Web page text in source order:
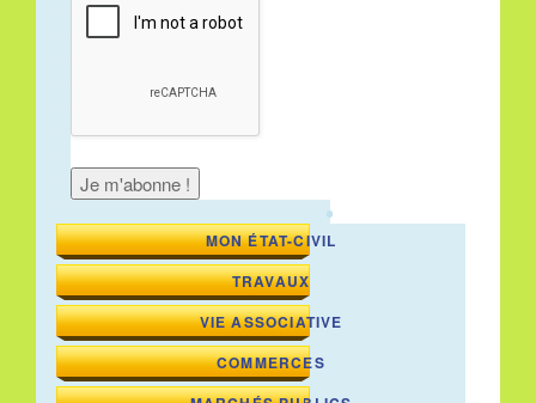
MON ÉTAT-CIVIL
TRAVAUX
VIE ASSOCIATIVE
COMMERCES